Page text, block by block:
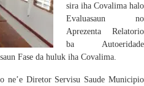
sira iha Covalima halo
Evaluasaun no
Aprezenta Relatorio
ba Autoeridade
Fase da huluk iha Covalima.
ne’e Diretor Servisu Saude Municipio